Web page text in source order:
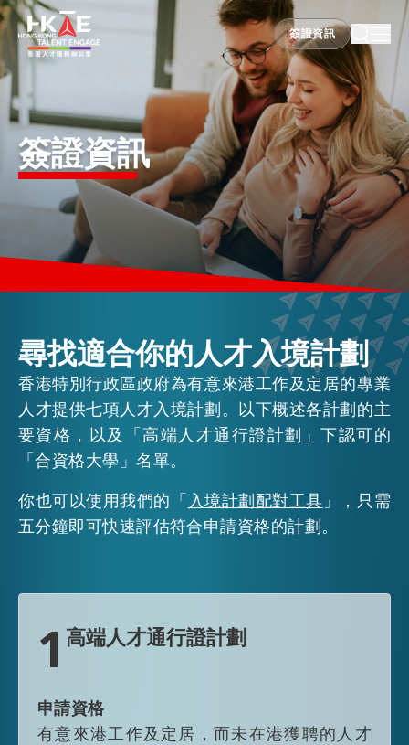
簽證資訊
簽證資訊
香港優勢
居港須知
人才支援
在港營商
活動情報
最新消息
關於我們
簽證資訊
尋找適合你的人才入境計劃
香港特別行政區政府為有意來港工作及定居的專業
人才提供七項人才入境計劃。以下概述各計劃的主
要資格，以及「高端人才通行證計劃」下認可的
「合資格大學」名單。
你也可以使用我們的「入境計劃配對工具 」，只需
五分鐘即可快速評估符合申請資格的計劃。
1 高端人才通行證計劃
申請資格
有意來港工作及定居，而未在港獲聘的人才